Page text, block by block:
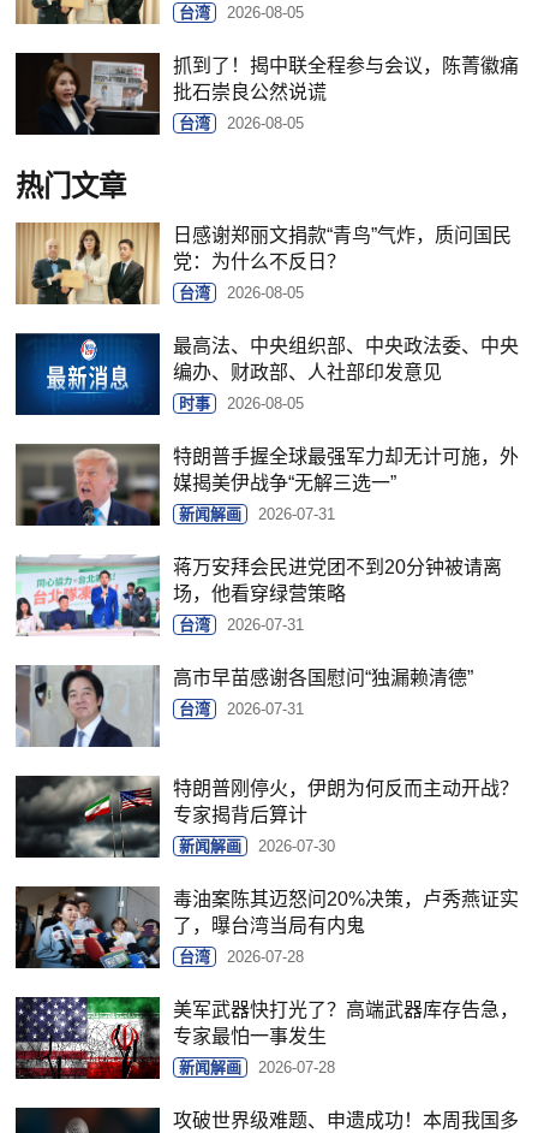
台湾 2026-08-05
抓到了！揭中联全程参与会议，陈菁徽痛
批石崇良公然说谎
台湾 2026-08-05
热门文章
日感谢郑丽文捐款“青鸟”气炸，质问国民
党：为什么不反日？
台湾 2026-08-05
最高法、中央组织部、中央政法委、中央
编办、财政部、人社部印发意见
时事 2026-08-05
特朗普手握全球最强军力却无计可施，外
媒揭美伊战争“无解三选一”
新闻解画 2026-07-31
蒋万安拜会民进党团不到20分钟被请离
场，他看穿绿营策略
台湾 2026-07-31
高市早苗感谢各国慰问“独漏赖清德”
台湾 2026-07-31
特朗普刚停火，伊朗为何反而主动开战？
专家揭背后算计
新闻解画 2026-07-30
毒油案陈其迈怒问20%决策，卢秀燕证实
了，曝台湾当局有内鬼
台湾 2026-07-28
美军武器快打光了？高端武器库存告急，
专家最怕一事发生
新闻解画 2026-07-28
攻破世界级难题、申遗成功！本周我国多